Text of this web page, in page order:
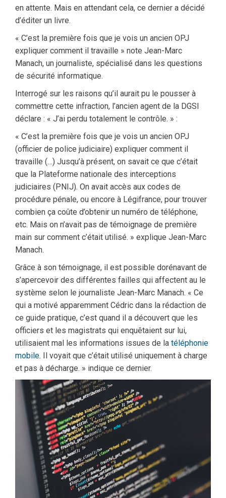
en attente. Mais en attendant cela, ce dernier a décidé
d’éditer un livre.
« C’est la première fois que je vois un ancien OPJ
expliquer comment il travaille » note Jean-Marc
Manach, un journaliste, spécialisé dans les questions
de sécurité informatique.
Interrogé sur les raisons qu’il aurait pu le pousser à
commettre cette infraction, l’ancien agent de la DGSI
déclare : « J’ai perdu totalement le contrôle. » :
« C’est la première fois que je vois un ancien OPJ
(officier de police judiciaire) expliquer comment il
travaille (…) Jusqu’à présent, on savait ce que c’était
que la Plateforme nationale des interceptions
judiciaires (PNIJ). On avait accès aux codes de
procédure pénale, ou encore à Légifrance, pour trouver
combien ça coûte d’obtenir un numéro de téléphone,
etc. Mais on n’avait pas de témoignage de première
main sur comment c’était utilisé. » explique Jean-Marc
Manach.
Grâce à son témoignage, il est possible dorénavant de
s’apercevoir des différentes failles qui affectent au le
système selon le journaliste Jean-Marc Manach. « Ce
qui a motivé apparemment Cédric dans la rédaction de
ce guide pratique, c’est quand il a découvert que les
officiers et les magistrats qui enquêtaient sur lui,
utilisaient mal les informations issues de la téléphonie
mobile. Il voyait que c’était utilisé uniquement à charge
et pas à décharge. » indique ce dernier.